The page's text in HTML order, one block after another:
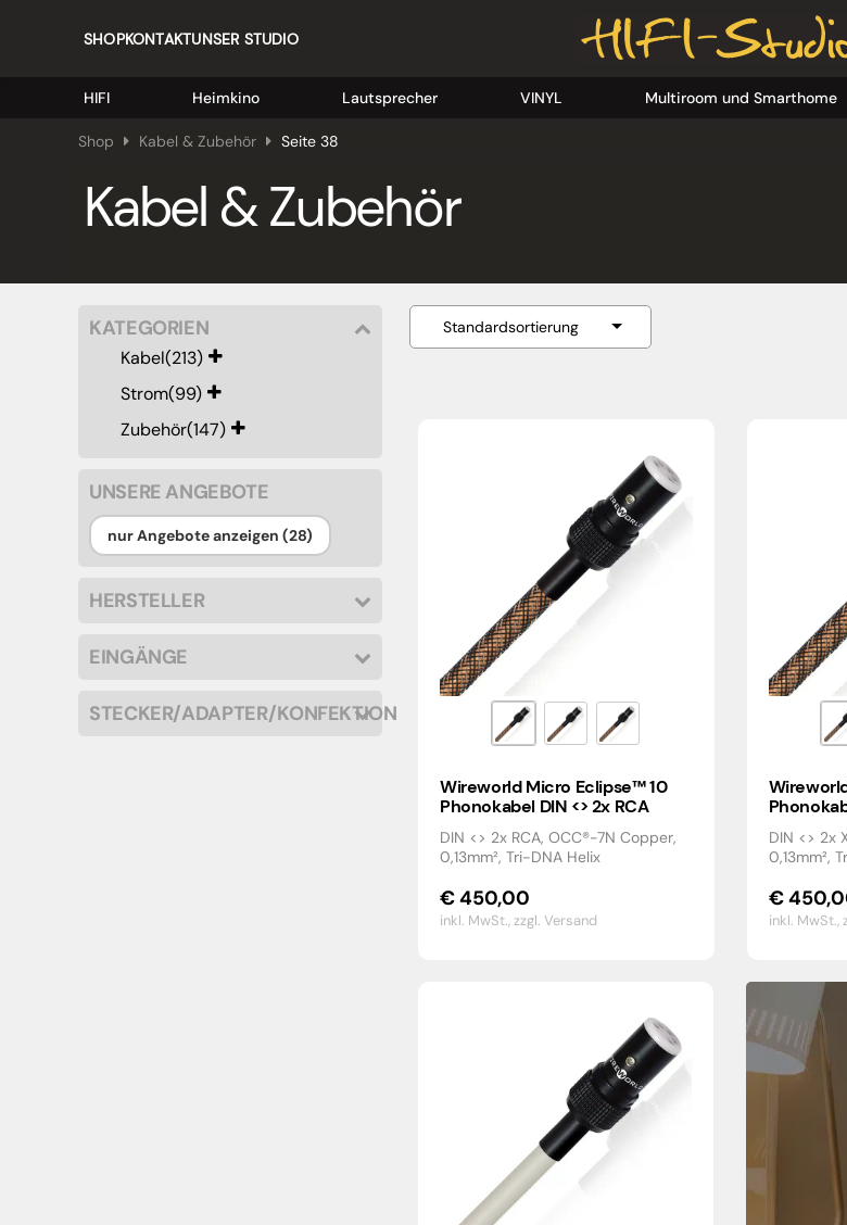
SHOPKONTAKTUNSER STUDIO
HIFI Heimkino Lautsprecher VINYL Multiroom und Smarthome
Shop Kabel & Zubehör Seite 38
Kabel & Zubehör
KATEGORIEN
Kabel(213)
Strom(99)
Zubehör(147)
UNSERE ANGEBOTE
nur Angebote anzeigen (28)
HERSTELLER
EINGÄNGE
STECKER/ADAPTER/KONFEKTION
Wireworld Micro Eclipse™ 10
Phonokabel DIN <> 2x RCA
DIN <> 2x RCA, OCC®-7N Copper,
0,13mm², Tri-DNA Helix
€450,00
inkl. MwSt.,zzgl. Versand
DIN <> 2x
0,13mm²,
€
inkl. MwSt.,